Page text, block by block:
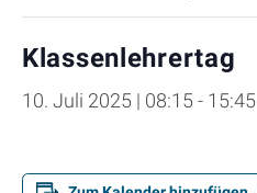
Klassenlehrertag
10. Juli 2025 | 08:15- 15:45